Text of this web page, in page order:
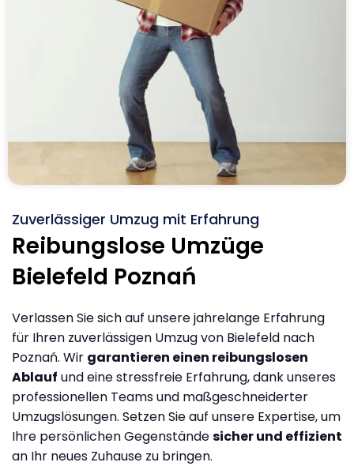
Zuverlässiger Umzug mit Erfahrung
Reibungslose Umzüge
Bielefeld Poznań
Verlassen Sie sich auf unsere jahrelange Erfahrung
für Ihren zuverlässigen Umzug von Bielefeld nach
Poznań. Wir garantieren einen reibungslosen
Ablauf und eine stressfreie Erfahrung, dank unseres
professionellen Teams und maßgeschneiderter
Umzugslösungen. Setzen Sie auf unsere Expertise, um
Ihre persönlichen Gegenständesicher und effizient
an Ihr neues Zuhause zu bringen.